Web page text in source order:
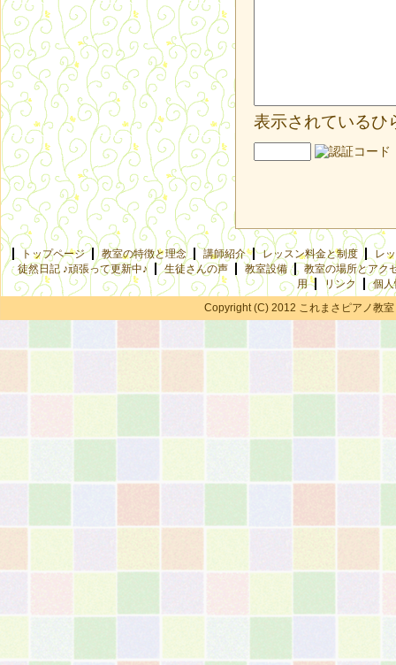
表示されているひ
トップページ 教室の特徴と理念 講師紹介 レッスン料金と制度
レ
徒然日記 ♪頑張って更新中♪
生徒さんの声 教室設備
教室の場所とアク
用
リンク
個
Copyright (C) 2012 これまさピアノ教